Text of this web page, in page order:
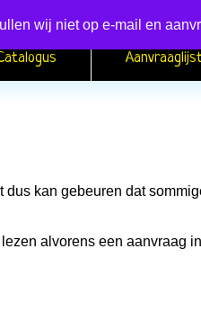
wij niet op e-mail en
dus kan gebeuren dat
alvorens een aanvraag